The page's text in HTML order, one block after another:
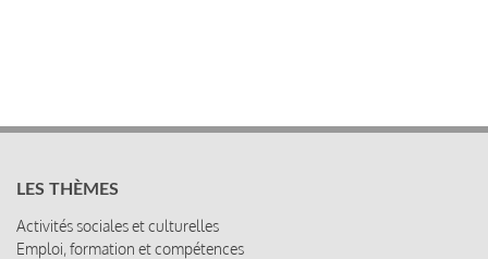
LES THÈMES
Activités sociales et culturelles
Emploi, formation et compétences